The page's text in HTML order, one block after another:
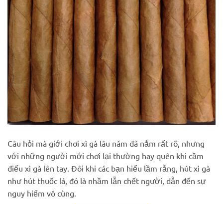
Câu hỏi mà giới chơi xì gà lâu năm đã nắm rất rõ, nhưng
với những người mới chơi lại thường hay quên khi cầm
điếu xì gà lên tay. Đôi khi các bạn hiểu lầm rằng, hút xì gà
như hút thuốc lá, đó là nhầm lẫn chết người, dẫn đến sự
nguy hiểm vô cùng.